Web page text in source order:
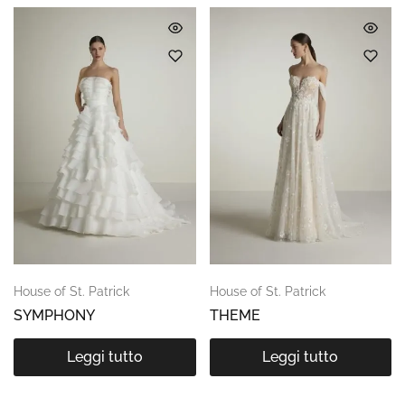
House of St. Patrick
SYMPHONY
Leggi tutto
House of St. Patrick
THEME
Leggi tutto